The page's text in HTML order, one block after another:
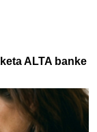
ALTA banke